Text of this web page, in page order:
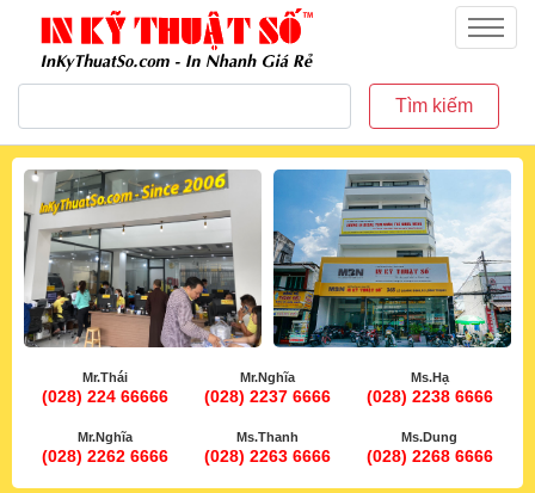
inkythuatso.com
Menu
Tìm kiếm
Mr.Thái
(028) 224 66666
Mr.Nghĩa
(028) 2237 6666
Ms.Hạ
(028) 2238 6666
Mr.Nghĩa
(028) 2262 6666
Ms.Thanh
(028) 2263 6666
Ms.Dung
(028) 2268 6666